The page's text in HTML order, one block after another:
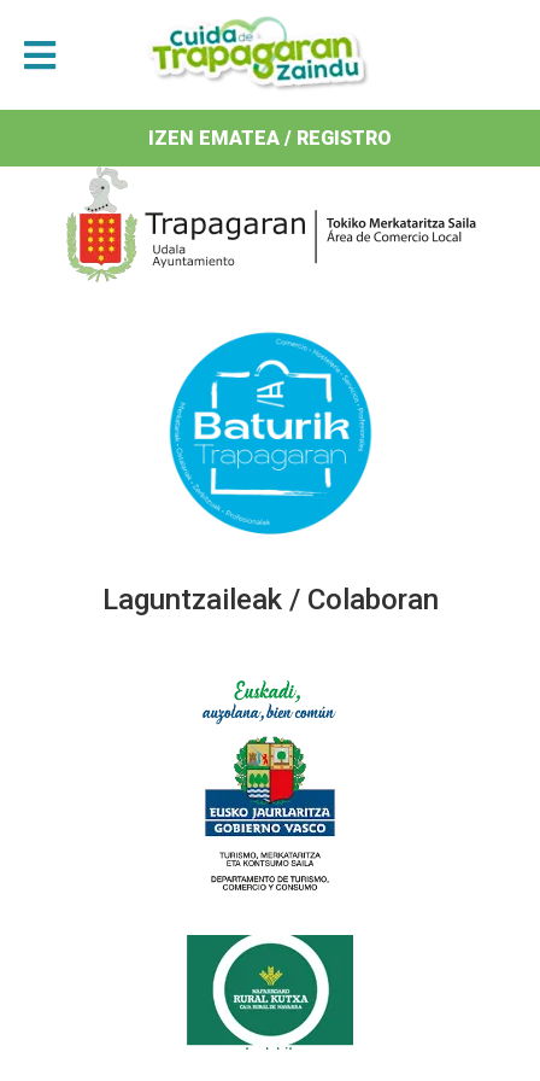
Antolatzaileak / Organizan
Laguntzaileak / Colaboran
IZEN EMATEA / REGISTRO